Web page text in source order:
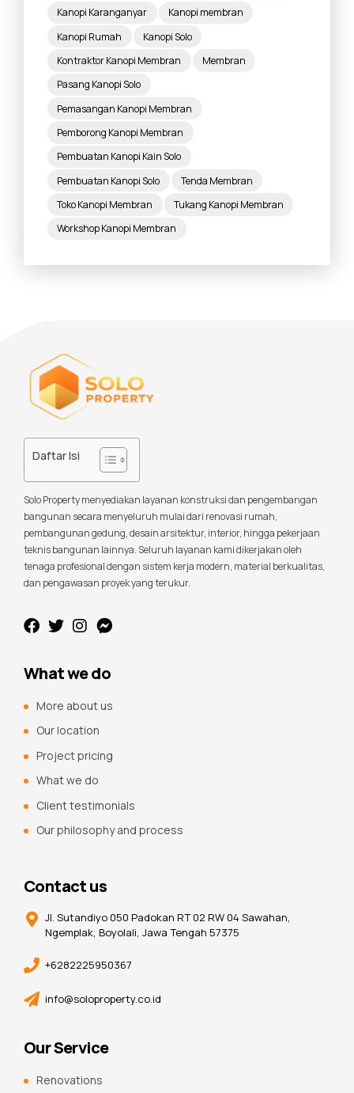
Kanopi Karanganyar
Kanopi membran
Kanopi Rumah
Kanopi Solo
Kontraktor Kanopi Membran
Membran
Pasang Kanopi Solo
Pemasangan Kanopi Membran
Pemborong Kanopi Membran
Pembuatan Kanopi Kain Solo
Pembuatan Kanopi Solo
Tenda Membran
Toko Kanopi Membran
Tukang Kanopi Membran
Workshop Kanopi Membran
Daftar Isi
Solo Property menyediakan layanan konstruksi dan pengembangan
bangunan secara menyeluruh mulai dari renovasi rumah,
pembangunan gedung, desain arsitektur, interior, hingga pekerjaan
teknis bangunan lainnya. Seluruh layanan kami dikerjakan oleh
tenaga profesional dengan sistem kerja modern, material berkualitas,
dan pengawasan proyek yang terukur.
What we do
More about us
Our location
Project pricing
What we do
Client testimonials
Our philosophy and process
Contact us
Jl. Sutandiyo 050 Padokan RT 02 RW 04 Sawahan,
Ngemplak, Boyolali, Jawa Tengah 57375
+6282225950367
info@soloproperty.co.id
Our Service
Renovations